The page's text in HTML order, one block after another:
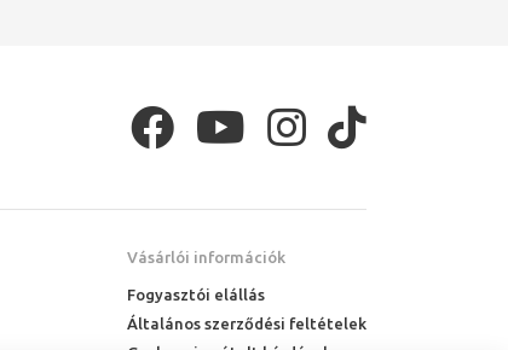
Vásárlói információk
Fogyasztói elállás
Általános szerződési feltételek